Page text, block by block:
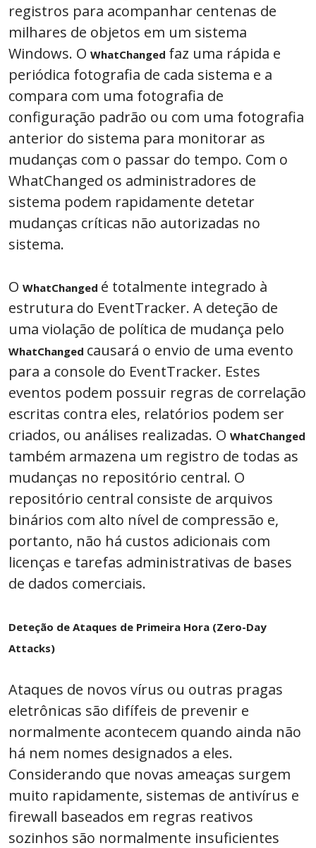
registros para acompanhar centenas de
milhares de objetos em um sistema
Windows. O WhatChanged faz uma rápida e
periódica fotografia de cada sistema e a
compara com uma fotografia de
configuração padrão ou com uma fotografia
anterior do sistema para monitorar as
mudanças com o passar do tempo. Com o
WhatChanged os administradores de
sistema podem rapidamente detetar
mudanças críticas não autorizadas no
sistema.
O WhatChanged é totalmente integrado à
estrutura do EventTracker. A deteção de
uma violação de política de mudança pelo
WhatChanged causará o envio de uma evento
para a console do EventTracker. Estes
eventos podem possuir regras de correlação
escritas contra eles, relatórios podem ser
criados, ou análises realizadas. O WhatChanged
também armazena um registro de todas as
mudanças no repositório central. O
repositório central consiste de arquivos
binários com alto nível de compressão e,
portanto, não há custos adicionais com
licenças e tarefas administrativas de bases
de dados comerciais.
Deteção de Ataques de Primeira Hora (Zero-Day
Attacks)
Ataques de novos vírus ou outras pragas
eletrônicas são difífeis de prevenir e
normalmente acontecem quando ainda não
há nem nomes designados a eles.
Considerando que novas ameaças surgem
muito rapidamente, sistemas de antivírus e
firewall baseados em regras reativos
sozinhos são normalmente insuficientes